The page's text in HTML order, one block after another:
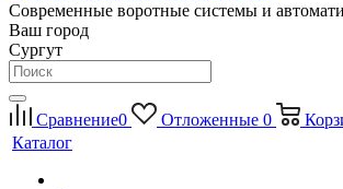
Современные воротные системы и
Ваш город
Сургут
Сравнение0 Отложенные 0
Каталог